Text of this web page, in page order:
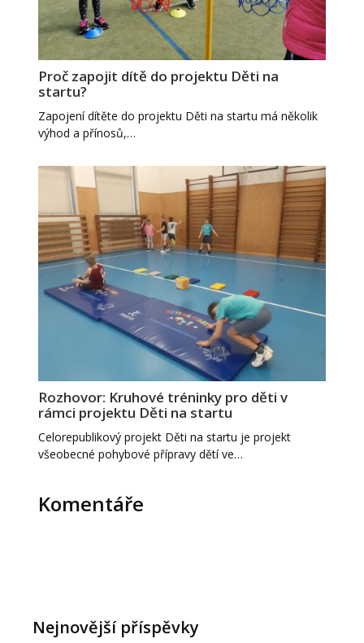
Proč zapojit dítě do projektu Děti na
startu?
Zapojení dítěte do projektu Děti na startu má několik
výhod a přínosů,…
Rozhovor: Kruhové tréninky pro děti v
rámci projektu Děti na startu
Celorepublikový projekt Děti na startu je projekt
všeobecné pohybové přípravy dětí ve…
Komentáře
Nejnovější příspěvky